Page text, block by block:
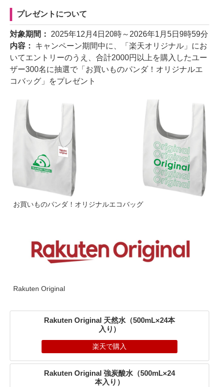
プレゼントについて
対象期間： 2025年12月4日20時～2026年1月5日9時59分
内容： キャンペーン期間中に、「楽天オリジナル」にお
いてエントリーのうえ、合計2000円以上を購入したユー
ザー300名に抽選で「お買いものパンダ！オリジナルエ
コバッグ」をプレゼント
お買いものパンダ！オリジナルエコバッグ
Rakuten Original
Rakuten Original 天然水（500mL×24本
入り）
楽天で購入
Rakuten Original 強炭酸水（500mL×24
本入り）